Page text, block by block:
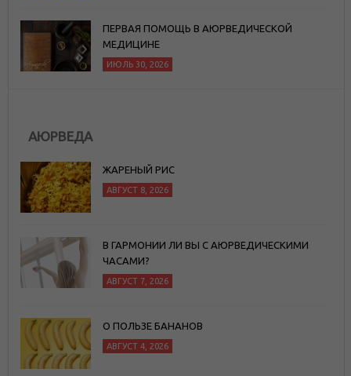
ПЕРВАЯ ПОМОЩЬ В АЮРВЕДИЧЕСКОЙ
МЕДИЦИНЕ
ИЮЛЬ 30, 2026
АЮРВЕДА
ЖАРЕНЫЙ РИС
АВГУСТ 8, 2026
В ГАРМОНИИ ЛИ ВЫ С АЮРВЕДИЧЕСКИМИ
ЧАСАМИ?
АВГУСТ 7, 2026
О ПОЛЬЗЕ БАНАНОВ
АВГУСТ 4, 2026